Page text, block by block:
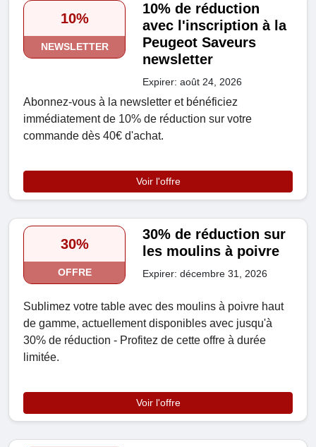
10%
NEWSLETTER
10% de réduction
avec l'inscription à la
Peugeot Saveurs
newsletter
Expirer: août 24, 2026
Abonnez-vous à la newsletter et bénéficiez
immédiatement de 10% de réduction sur votre
commande dès 40€ d'achat.
Voir l'offre
30%
OFFRE
30% de réduction sur
les moulins à poivre
Expirer: décembre 31, 2026
Sublimez votre table avec des moulins à poivre haut
de gamme, actuellement disponibles avec jusqu'à
30% de réduction - Profitez de cette offre à durée
limitée.
Voir l'offre